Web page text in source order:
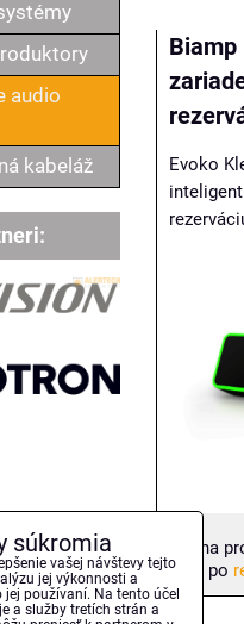
Biamp
Evoko
Cena
až po
audio
kabeláž
súkromia
vašej návštevy tejto
jej výkonnosti a
používaní. Na tento účel
a služby tretích strán a